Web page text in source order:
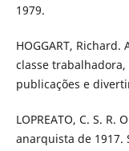
1979.
HOGGART,
classe
publicações e
LOPREATO, C. S.
anarquista de 1917.